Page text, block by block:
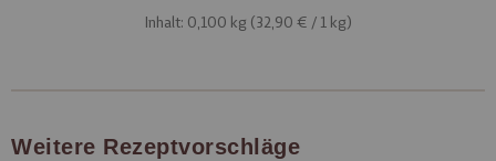
Inhalt: 0,100 kg (32,90 € / 1 kg)
Weitere Rezeptvorschläge